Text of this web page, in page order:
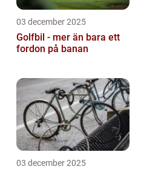
03 december 2025
Golfbil - mer än bara ett
fordon på banan
03 december 2025